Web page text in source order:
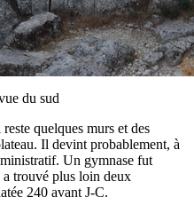
du sud
quelques murs et des
Il devint probablement, à
Un gymnase fut
a trouvé plus loin deux
240 avant J-C.